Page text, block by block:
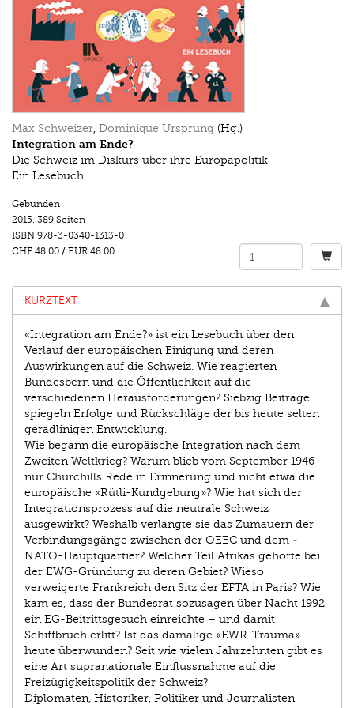
Max Schweizer, Dominique Ursprung (Hg.)
Integration am Ende?
Die Schweiz im Diskurs über ihre Europapolitik
Ein Lesebuch
Gebunden
2015. 389 Seiten
ISBN 978-3-0340-1313-0
CHF 48.00 / EUR 48.00
KURZTEXT
«Integration am Ende?» ist ein Lesebuch über den
Verlauf der europäischen Einigung und deren
Auswirkungen auf die Schweiz. Wie reagierten
Bundesbern und die Öffentlichkeit auf die
verschiedenen Herausforderungen? Siebzig Beiträge
spiegeln ­Erfolge und Rückschläge der bis heute selten
geradlinigen Entwicklung.
Wie begann die europäische Integration nach dem
Zweiten Weltkrieg? Warum blieb vom September 1946
nur Churchills Rede in Erinnerung und nicht etwa die
europäische «Rütli-Kundgebung»? Wie hat sich der
Integrationsprozess auf die neutrale Schweiz
ausgewirkt? Weshalb verlangte sie das Zumauern der
Verbindungsgänge zwischen der OEEC und dem ­
NATO-Hauptquartier? Welcher Teil Afrikas gehörte bei
der EWG-Gründung zu deren Gebiet? Wieso
verweigerte Frankreich den Sitz der EFTA in Paris? Wie
kam es, dass der Bundesrat sozusagen über Nacht 1992
ein EG-Beitrittsgesuch einreichte – und damit
Schiffbruch erlitt? Ist das damalige «EWR-Trauma»
heute überwunden? Seit wie vielen Jahrzehnten gibt es
eine Art supranationale Einflussnahme auf die
Freizügigkeitspolitik der Schweiz?
Diplomaten, Historiker, Politiker und Journalisten